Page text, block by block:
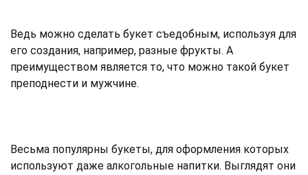
Ведь можно сделать букет съедобным, используя для
его создания, например, разные фрукты. А
преимуществом является то, что можно такой букет
преподнести и мужчине.
Весьма популярны букеты, для оформления которых
используют даже алкогольные напитки. Выглядят они